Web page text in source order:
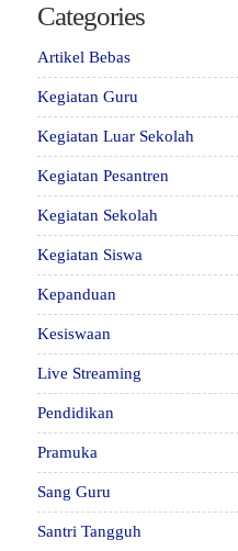
Categories
Artikel Bebas
Kegiatan Guru
Kegiatan Luar Sekolah
Kegiatan Pesantren
Kegiatan Sekolah
Kegiatan Siswa
Kepanduan
Kesiswaan
Live Streaming
Pendidikan
Pramuka
Sang Guru
Santri Tangguh